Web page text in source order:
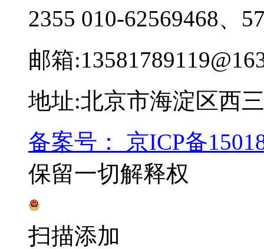
2355 010-62569468、
邮箱
地址:北京市海淀区西
备案号： 京ICP备
保留一切解释权
扫描添加